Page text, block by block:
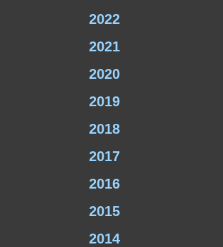
2022
2021
2020
2019
2018
2017
2016
2015
2014